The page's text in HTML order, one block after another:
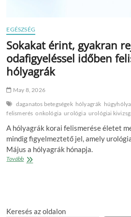
EGÉSZSÉG
Sokakat érint, gyakran
odafigyeléssel időben
hólyagrák
May 8, 2026
daganatos betegségek hólyagrák
felismerés onkológia urológia urológiai
A hólyagrák korai felismerése életet
mindig figyelmeztető jel, amely
Május a hólyagrák hónapja.
TovábbSokakat
de
Keresés az oldalon